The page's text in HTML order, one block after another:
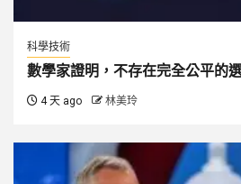
科學技術
數學家證明，不存在完全公平的
4 天 ago 林美玲